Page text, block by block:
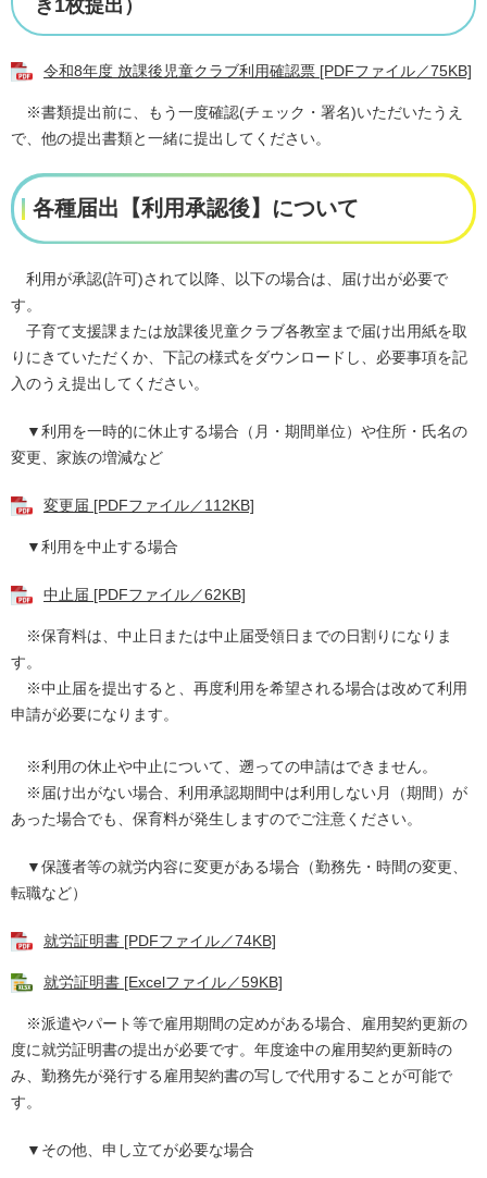
き1枚提出）
令和8年度 放課後児童クラブ利用確認票 [PDFファイル／75KB]
※書類提出前に、もう一度確認(チェック・署名)いただいたうえ
で、他の提出書類と一緒に提出してください。
各種届出【利用承認後】について
利用が承認(許可)されて以降、以下の場合は、届け出が必要で
す。
子育て支援課または放課後児童クラブ各教室まで届け出用紙を取
りにきていただくか、下記の様式をダウンロードし、必要事項を記
入のうえ提出してください。
▼利用を一時的に休止する場合（月・期間単位）や住所・氏名の
変更、家族の増減など
変更届 [PDFファイル／112KB]
▼利用を中止する場合
中止届 [PDFファイル／62KB]
※保育料は、中止日または中止届受領日までの日割りになりま
す。
※中止届を提出すると、再度利用を希望される場合は改めて利用
申請が必要になります。
※利用の休止や中止について、遡っての申請はできません。
※届け出がない場合、利用承認期間中は利用しない月（期間）が
あった場合でも、保育料が発生しますのでご注意ください。
▼保護者等の就労内容に変更がある場合（勤務先・時間の変更、
転職など）
就労証明書 [PDFファイル／74KB]
就労証明書 [Excelファイル／59KB]
※派遣やパート等で雇用期間の定めがある場合、雇用契約更新の
度に就労証明書の提出が必要です。年度途中の雇用契約更新時の
み、勤務先が発行する雇用契約書の写しで代用することが可能で
す。
▼その他、申し立てが必要な場合